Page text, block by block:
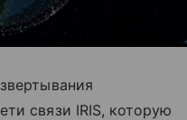
связи IRIS, которую